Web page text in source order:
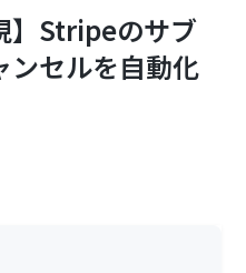
】Stripeのサブ
ンセルを自動化